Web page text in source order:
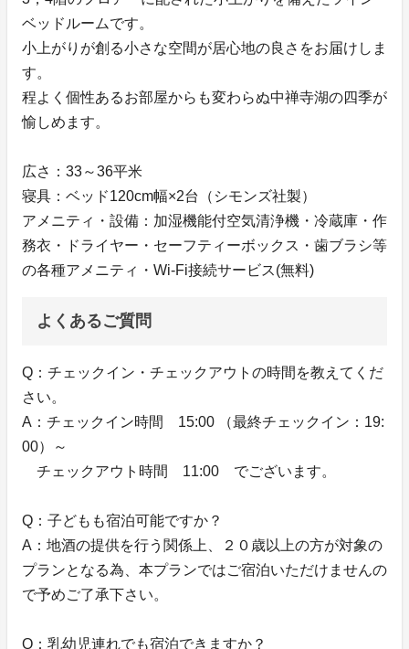
ベッドルームです。
小上がりが創る小さな空間が居心地の良さをお届けしま
す。
程よく個性あるお部屋からも変わらぬ中禅寺湖の四季が
愉しめます。
広さ：33～36平米
寝具：ベッド120cm幅×2台（シモンズ社製）
アメニティ・設備：加湿機能付空気清浄機・冷蔵庫・作
務衣・ドライヤー・セーフティーボックス・歯ブラシ等
の各種アメニティ・Wi-Fi接続サービス(無料)
よくあるご質問
Q：チェックイン・チェックアウトの時間を教えてくだ
さい。
A：チェックイン時間 15:00 （最終チェックイン：19:
00）～
チェックアウト時間 11:00 でございます。
Q：子どもも宿泊可能ですか？
A：地酒の提供を行う関係上、２０歳以上の方が対象の
プランとなる為、本プランではご宿泊いただけませんの
で予めご了承下さい。
Q：乳幼児連れでも宿泊できますか？